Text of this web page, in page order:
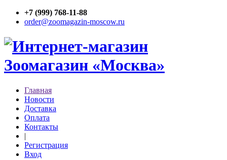
+7 (999) 768-11-88
order@zoomagazin-moscow.ru
Главная
Новости
Доставка
Оплата
Контакты
|
Регистрация
Вход